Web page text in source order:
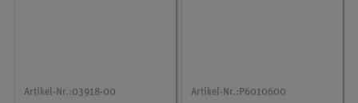
Artikel-Nr.:03918-00 Artikel-Nr.: P6010600